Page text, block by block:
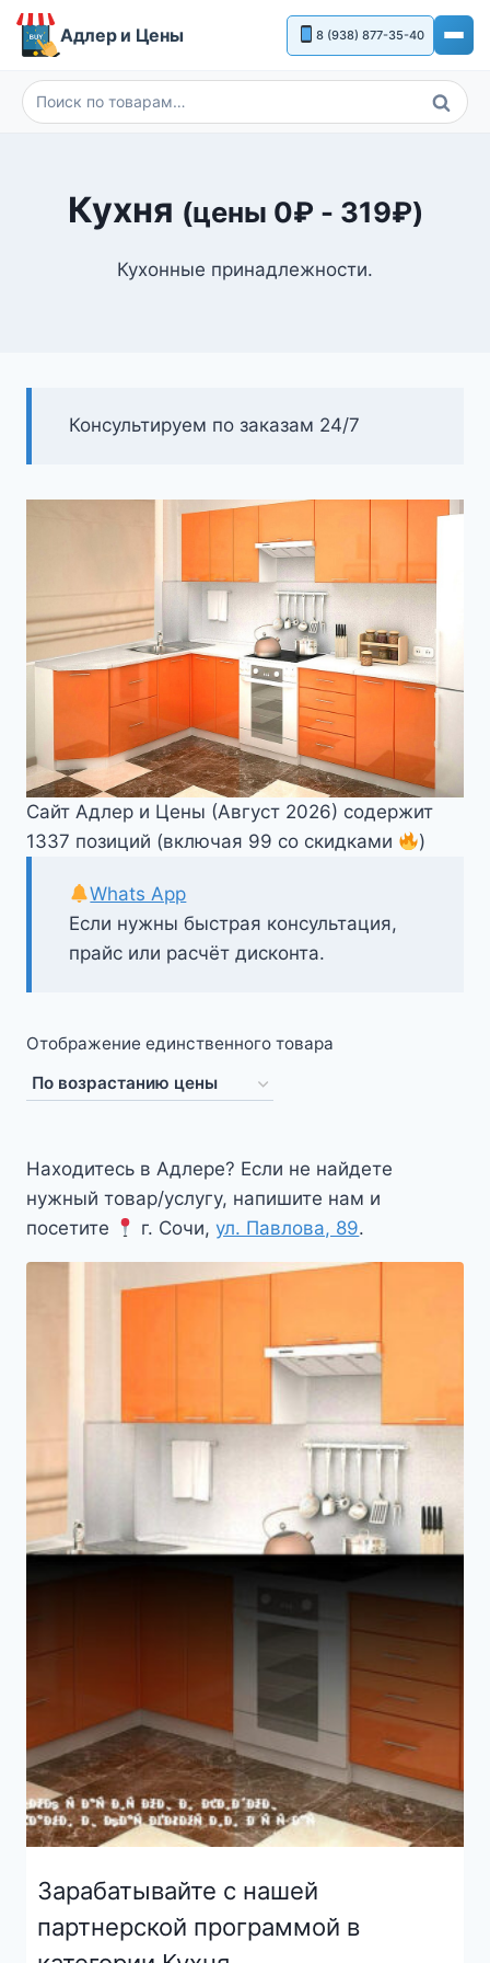
Перейти
Адлер и Цены 8 (938) 877-35-40
Искать:
Поиск
Кухня (цены 0₽ - 319₽)
Кухонные принадлежности.
Консультируем по заказам 24/7
Сайт Адлер и Цены (Август 2026) содержит
1337 позиций (включая 99 со скидками
)
Если нужны быстрая консультация,
прайс или расчёт дисконта.
Whats App
Отображение единственного товара
Находитесь в Адлере? Если не найдете
нужный товар/услугу, напишите нам и
посетите
г. Сочи,ул. Павлова, 89.
Зарабатывайте с нашей
партнерской программой в